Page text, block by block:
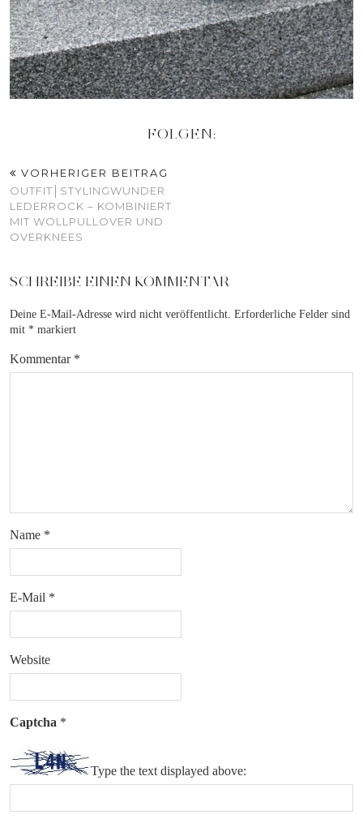
FOLGEN:
VORHERIGER BEITRAG
OUTFIT│STYLINGWUNDER
LEDERROCK – KOMBINIERT
MIT WOLLPULLOVER UND
OVERKNEES
SCHREIBE EINEN KOMMENTAR
Deine E-Mail-Adresse wird nicht veröffentlicht. Erforderliche Felder sind
mit * markiert
Kommentar *
Name *
E-Mail *
Website
Captcha *
Type the text displayed above: